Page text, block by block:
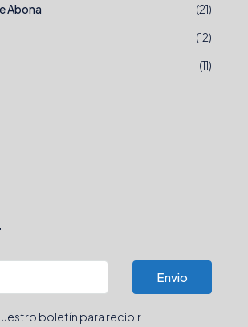
Abona
(21)
(12)
(11)
Envio
boletín para recibir